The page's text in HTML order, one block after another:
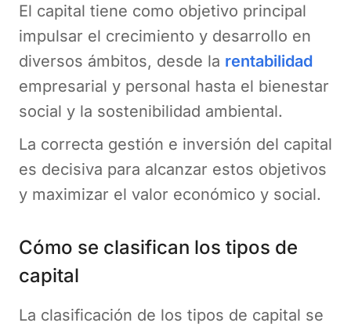
El capital tiene como objetivo principal
impulsar el crecimiento y desarrollo en
diversos ámbitos, desde la rentabilidad
empresarial y personal hasta el bienestar
social y la sostenibilidad ambiental.
La correcta gestión e inversión del capital
es decisiva para alcanzar estos objetivos
y maximizar el valor económico y social.
Cómo se clasifican los tipos de
capital
La clasificación de los tipos de capital se